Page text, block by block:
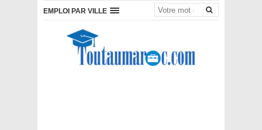
EMPLOI PAR VILLE